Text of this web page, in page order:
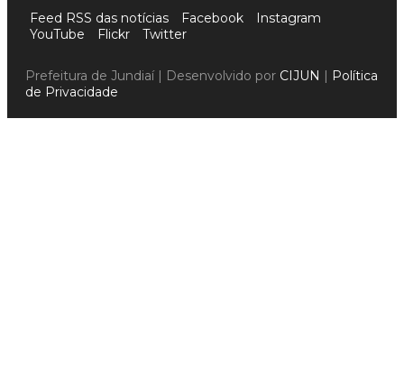
Feed RSS das notícias Facebook
Instagram
YouTube
Flickr Twitter
Prefeitura de Jundiaí | Desenvolvido por CIJUN
Política
de Privacidade